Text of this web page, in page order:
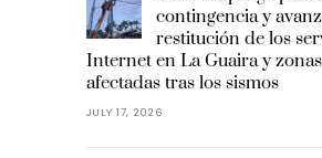
contingencia y
restitución de los
Internet en La Guaira y zonas
afectadas tras los sismos
JULY 17, 2026